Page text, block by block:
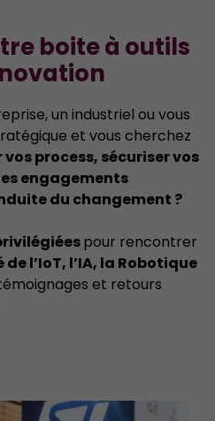
boite à outils
un industriel ou vous
et vous cherchez
process, sécuriser vos
engagements
du changement ?
pour rencontrer
l’IoT, l’IA, la Robotique
et retours